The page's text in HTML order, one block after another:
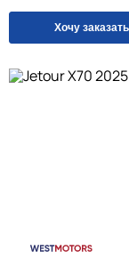
Хочу заказать